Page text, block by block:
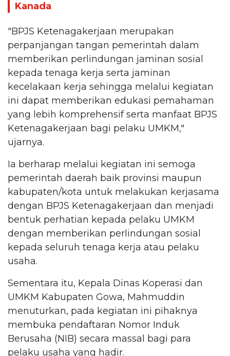
Kanada
"BPJS Ketenagakerjaan merupakan
perpanjangan tangan pemerintah dalam
memberikan perlindungan jaminan sosial
kepada tenaga kerja serta jaminan
kecelakaan kerja sehingga melalui kegiatan
ini dapat memberikan edukasi pemahaman
yang lebih komprehensif serta manfaat BPJS
Ketenagakerjaan bagi pelaku UMKM,"
ujarnya.
Ia berharap melalui kegiatan ini semoga
pemerintah daerah baik provinsi maupun
kabupaten/kota untuk melakukan kerjasama
dengan BPJS Ketenagakerjaan dan menjadi
bentuk perhatian kepada pelaku UMKM
dengan memberikan perlindungan sosial
kepada seluruh tenaga kerja atau pelaku
usaha.
Sementara itu, Kepala Dinas Koperasi dan
UMKM Kabupaten Gowa, Mahmuddin
menuturkan, pada kegiatan ini pihaknya
membuka pendaftaran Nomor Induk
Berusaha (NIB) secara massal bagi para
pelaku usaha yang hadir.